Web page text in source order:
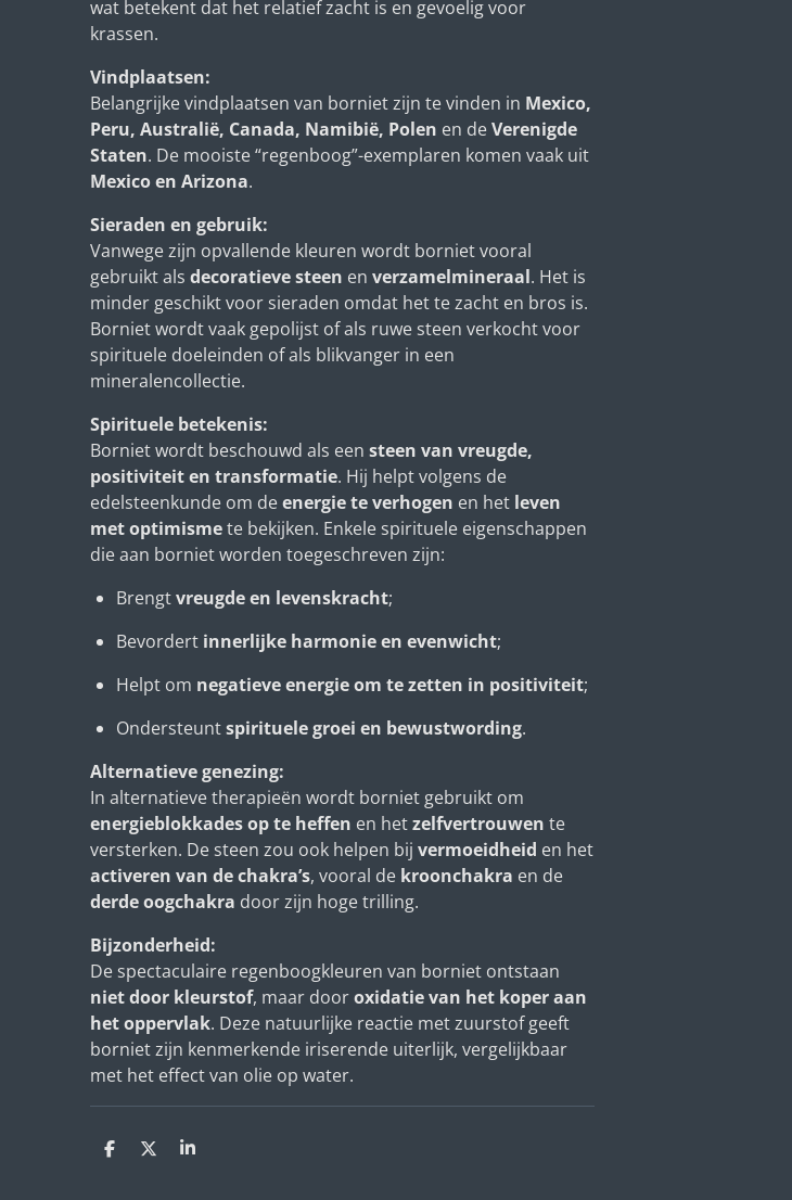
wat betekent dat het relatief zacht is en gevoelig voor
krassen.
Vindplaatsen:
Belangrijke vindplaatsen van borniet zijn te vinden in Mexico,
Peru, Australië, Canada, Namibië, Polen en deVerenigde
Staten. De mooiste “regenboog”-exemplaren komen vaak uit
Mexico en Arizona.
Sieraden en gebruik:
Vanwege zijn opvallende kleuren wordt borniet vooral
gebruikt als decoratieve steen en verzamelmineraal. Het is
minder geschikt voor sieraden omdat het te zacht en bros is.
Borniet wordt vaak gepolijst of als ruwe steen verkocht voor
spirituele doeleinden of als blikvanger in een
mineralencollectie.
Spirituele betekenis:
Borniet wordt beschouwd als een steen van vreugde,
positiviteit en transformatie. Hij helpt volgens de
edelsteenkunde om deenergie te verhogen en het leven
met optimismete bekijken. Enkele spirituele eigenschappen
die aan borniet worden toegeschreven zijn:
Brengtvreugde en levenskracht;
Bevordert innerlijke harmonie en evenwicht;
Helpt om negatieve energie om te zetten in positiviteit;
Ondersteuntspirituele groei en bewustwording.
Alternatieve genezing:
In alternatieve therapieën wordt borniet gebruikt om
energieblokkades op te heffen en hetzelfvertrouwen te
versterken. De steen zou ook helpen bij vermoeidheid en het
activeren van de chakra’s, vooral de kroonchakra en de
derde oogchakra door zijn hoge trilling.
Bijzonderheid:
De spectaculaire regenboogkleuren van borniet ontstaan
niet door kleurstof, maar dooroxidatie van het koper aan
het oppervlak. Deze natuurlijke reactie met zuurstof geeft
borniet zijn kenmerkende iriserende uiterlijk, vergelijkbaar
met het effect van olie op water.
D
D
S